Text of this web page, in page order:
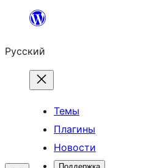
Перейти
содержимому
Русский
Темы
Плагины
Новости